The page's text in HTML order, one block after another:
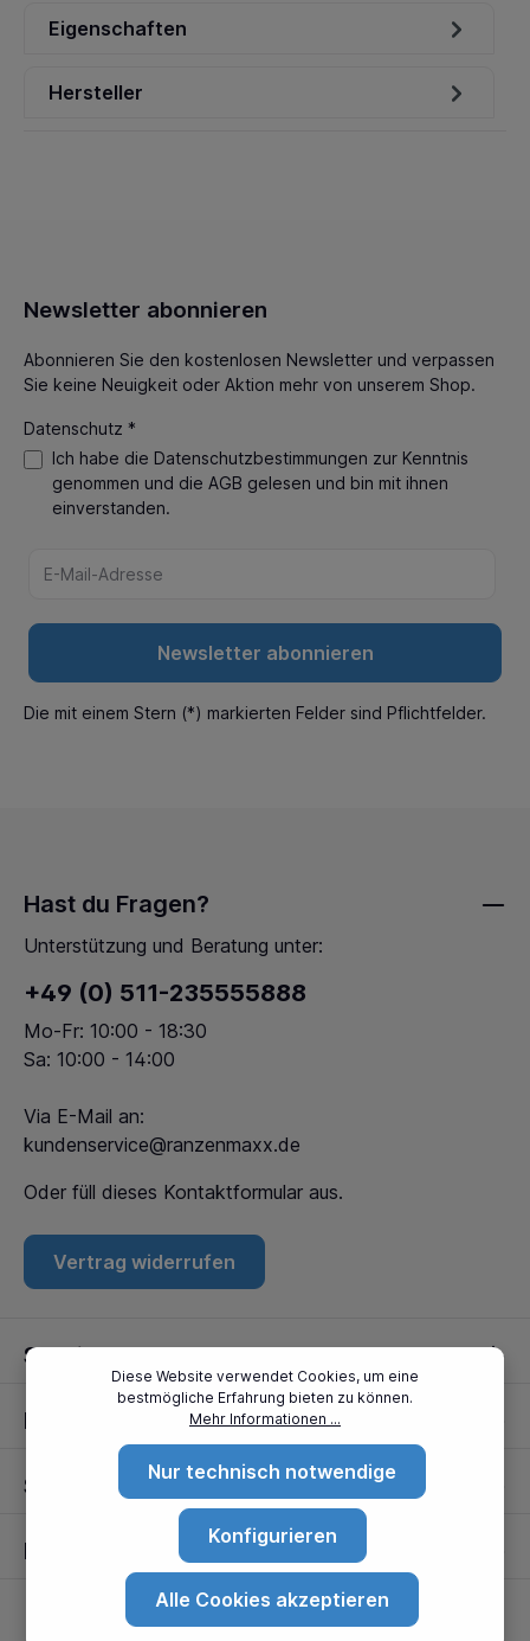
Eigenschaften
Hersteller
Newsletter abonnieren
Abonnieren Sie den kostenlosen Newsletter und verpassen
Sie keine Neuigkeit oder Aktion mehr von unserem Shop.
Datenschutz *
Ich habe die Datenschutzbestimmungen zur Kenntnis
genommen und die AGB gelesen und bin mit ihnen
einverstanden.
Newsletter abonnieren
Die mit einem Stern (*) markierten Felder sind Pflichtfelder.
Partner
Standorte
Hast du Fragen?
Unterstützung und Beratung unter:
+49 (0) 511-235555888
Mo-Fr: 10:00 - 18:30
Sa: 10:00 - 14:00
Via E-Mail an:
kundenservice@ranzenmaxx.de
Oder füll dieses Kontaktformular aus.
Vertrag widerrufen
Service
Informationen
Diese Website verwendet Cookies, um eine
bestmögliche Erfahrung bieten zu können.
Mehr Informationen ...
Nur technisch notwendige
Konfigurieren
Alle Cookies akzeptieren